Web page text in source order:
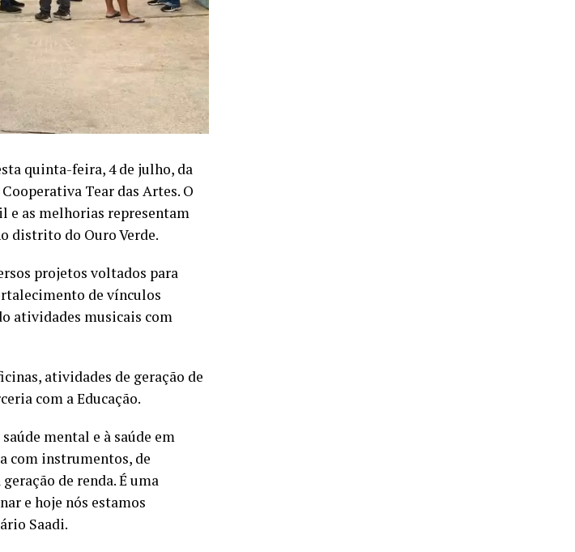
quinta-feira, 4 de julho, da
Tear das Artes. O
e as melhorias representam
distrito do Ouro Verde.
projetos voltados para
de vínculos
atividades musicais com
atividades de geração de
com a Educação.
mental e à saúde em
com instrumentos, de
de renda. É uma
e hoje nós estamos
Saadi.